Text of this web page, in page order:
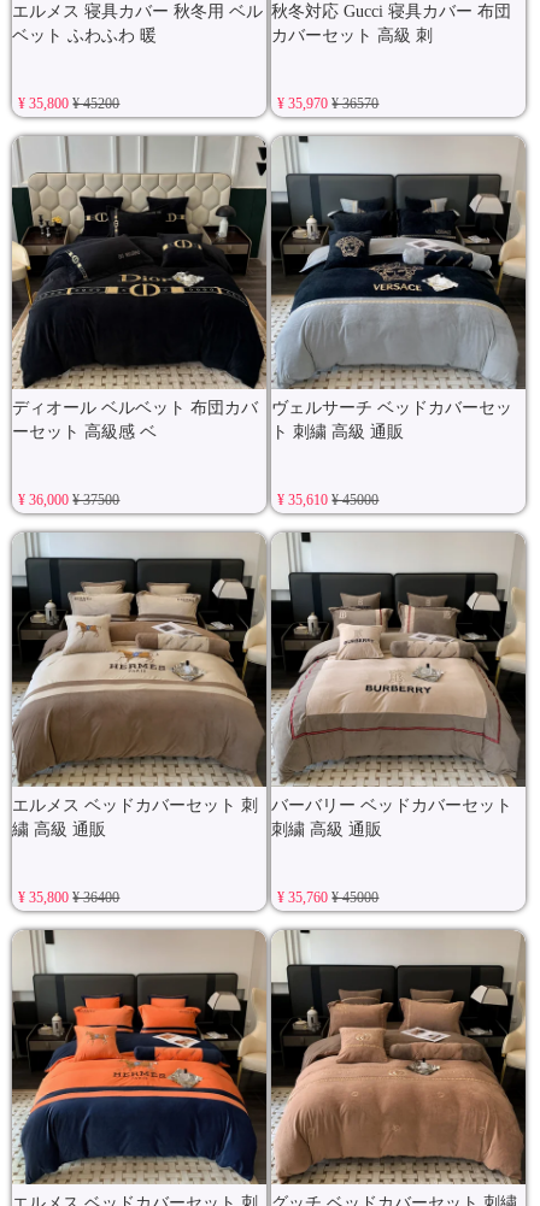
エルメス 寝具カバー 秋冬用 ベル
ベット ふわふわ 暖
¥ 35,800¥ 45200
秋冬対応 Gucci 寝具カバー 布団
カバーセット 高級 刺
¥ 35,970¥ 36570
ディオール ベルベット 布団カバ
ーセット 高級感 ベ
¥ 36,000¥ 37500
ヴェルサーチ ベッドカバーセッ
ト 刺繍 高級 通販
¥ 35,610¥ 45000
エルメス ベッドカバーセット 刺
繍 高級 通販
¥ 35,800¥ 36400
バーバリー ベッドカバーセット
刺繍 高級 通販
¥ 35,760¥ 45000